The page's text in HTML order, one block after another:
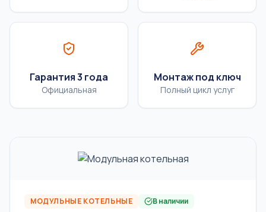
Гарантия 3 года
Официальная
Монтаж под ключ
Полный цикл услуг
МОДУЛЬНЫЕ КОТЕЛЬНЫЕ В наличии